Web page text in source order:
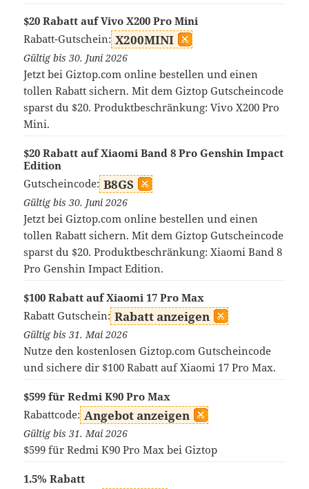
$20 Rabatt auf Vivo X200 Pro Mini
Rabatt-Gutschein: X200MINI
Gültig bis 30. Juni 2026
Jetzt bei Giztop.com online bestellen und einen
tollen Rabatt sichern. Mit dem Giztop Gutscheincode
sparst du $20. Produktbeschränkung: Vivo X200 Pro
Mini.
$20 Rabatt auf Xiaomi Band 8 Pro Genshin Impact
Edition
Gutscheincode: B8GS
Gültig bis 30. Juni 2026
Jetzt bei Giztop.com online bestellen und einen
tollen Rabatt sichern. Mit dem Giztop Gutscheincode
sparst du $20. Produktbeschränkung: Xiaomi Band 8
Pro Genshin Impact Edition.
$100 Rabatt auf Xiaomi 17 Pro Max
Rabatt Gutschein: Rabatt anzeigen
Gültig bis 31. Mai 2026
Nutze den kostenlosen Giztop.com Gutscheincode
und sichere dir $100 Rabatt auf Xiaomi 17 Pro Max.
$599 für Redmi K90 Pro Max
Rabattcode: Angebot anzeigen
Gültig bis 31. Mai 2026
$599 für Redmi K90 Pro Max bei Giztop
1.5% Rabatt